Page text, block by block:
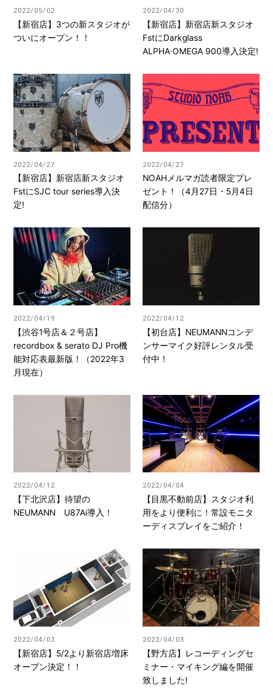
2022/05/02
【新宿店】3つの新スタジオが
ついにオープン！！
2022/04/30
【新宿店】新宿店新スタジオ
FstにDarkglass
ALPHA·OMEGA 900導入決定!
2022/04/27
【新宿店】新宿店新スタジオ
FstにSJC tour series導入決
定!
2022/04/27
NOAHメルマガ読者限定プレ
ゼント！（4月27日・5月4日
配信分）
2022/04/19
【渋谷1号店＆２号店】
recordbox & serato DJ Pro機
能対応表最新版！（2022年3
月現在）
2022/04/12
【初台店】NEUMANNコンデ
ンサーマイク好評レンタル受
付中！
2022/04/12
【下北沢店】待望の
NEUMANN U87Ai導入！
2022/04/04
【目黒不動前店】スタジオ利
用をより便利に！常設モニタ
ーディスプレイをご紹介！
2022/04/03
【新宿店】5/2より新宿店増床
オープン決定！！
2022/04/03
【野方店】レコーディングセ
ミナー・マイキング編を開催
致しました!